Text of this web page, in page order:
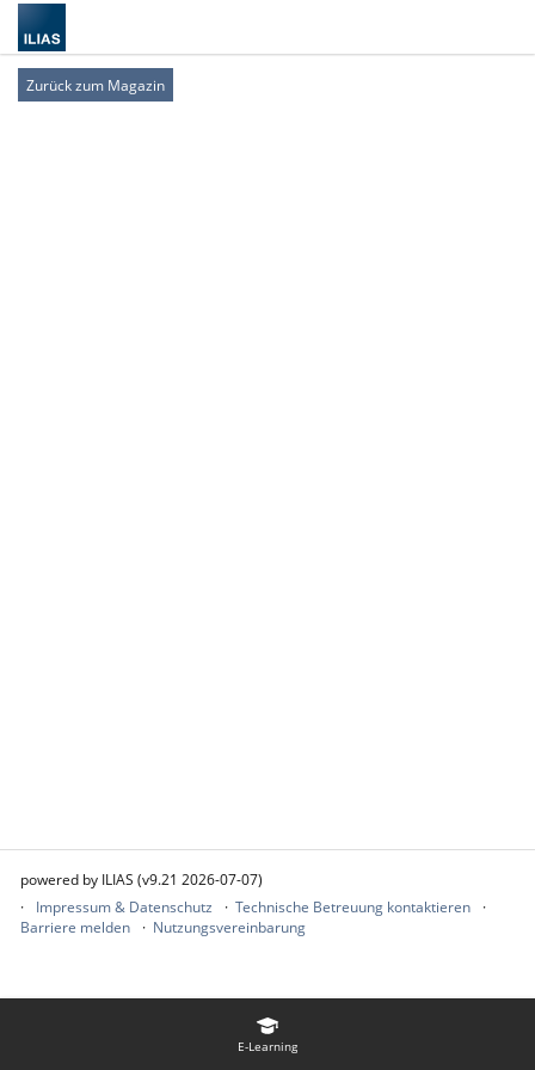
E-Learning
Zurück zum Magazin
powered by ILIAS (v9.21 2026-07-07)
Impressum & Datenschutz
Technische Betreuung kontaktieren
Barriere melden
Nutzungsvereinbarung